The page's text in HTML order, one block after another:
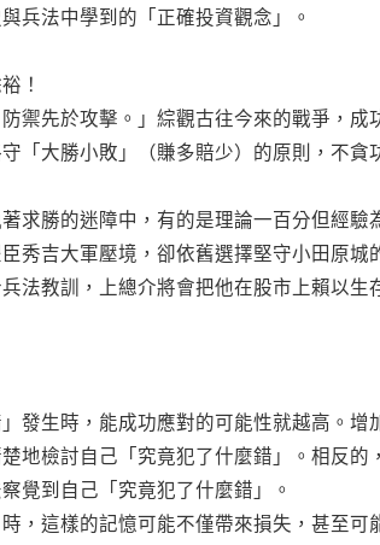
兵法中學到的「正確投資觀念」。
！
禦先於攻擊。」綜觀古往今來的戰爭，
「大勝小敗」（賺多賠少）的原則，不
求勝的迷障中，有的是理論一百分但經
秀吉大軍壓境，卻依舊選擇堅守小田原城
法教訓，上總介將會把他在股市上賴以
發生時，能成功應對的可能性就越高。增
地檢討自己「究竟犯了什麼錯」。相反
覺到自己「究竟犯了什麼錯」。
，這樣的記憶可能不僅帶來損失，甚至可